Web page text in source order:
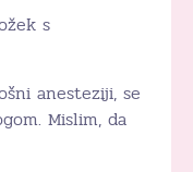
s
anesteziji, se
Mislim, da